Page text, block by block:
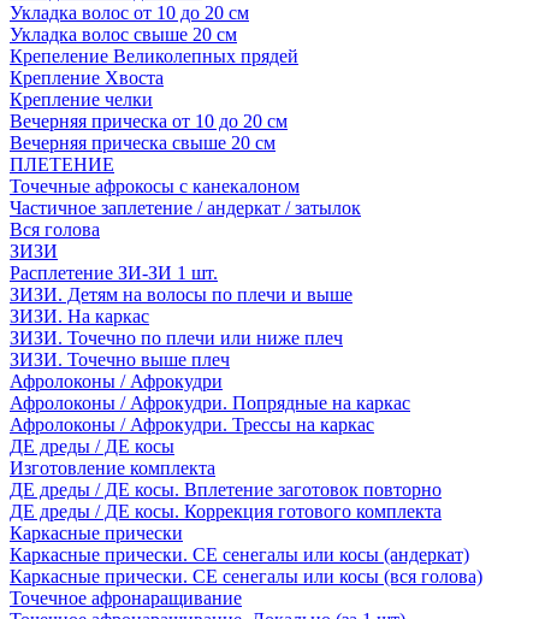
Укладка волос от 10 до 20 см
Укладка волос свыше 20 см
Крепеление Великолепных прядей
Крепление Хвоста
Крепление челки
Вечерняя прическа от 10 до 20 см
Вечерняя прическа свыше 20 см
ПЛЕТЕНИЕ
Точечные афрокосы с канекалоном
Частичное заплетение / андеркат / затылок
Вся голова
ЗИЗИ
Расплетение ЗИ-ЗИ 1 шт.
ЗИЗИ. Детям на волосы по плечи и выше
ЗИЗИ. На каркас
ЗИЗИ. Точечно по плечи или ниже плеч
ЗИЗИ. Точечно выше плеч
Афролоконы / Афрокудри
Афролоконы / Афрокудри. Попрядные на каркас
Афролоконы / Афрокудри. Трессы на каркас
ДЕ дреды / ДЕ косы
Изготовление комплекта
ДЕ дреды / ДЕ косы. Вплетение заготовок повторно
ДЕ дреды / ДЕ косы. Коррекция готового комплекта
Каркасные прически
Каркасные прически. СЕ сенегалы или косы (андеркат)
Каркасные прически. СЕ сенегалы или косы (вся голова)
Точечное афронаращивание